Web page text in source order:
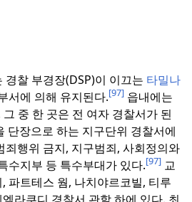
찰 부경장(DSP)이 이끄는 타밀나
서에 의해 유지된다.[97] 읍내에는
중 한 곳은 전 여자 경찰서가 된
단장으로 하는 지구단위 경찰서에
죄행위 금지, 지구범죄, 사회정의와
수지부 등 특수부대가 있다.[97] 교
파트테스 웜, 나치야르코빌, 티루